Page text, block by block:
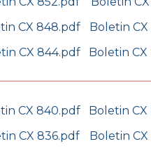
CX 848.pdf
Boletin
CX 844.pdf Boletin
CX 840.pdf
Boletin
CX 836.pdf
Boletin